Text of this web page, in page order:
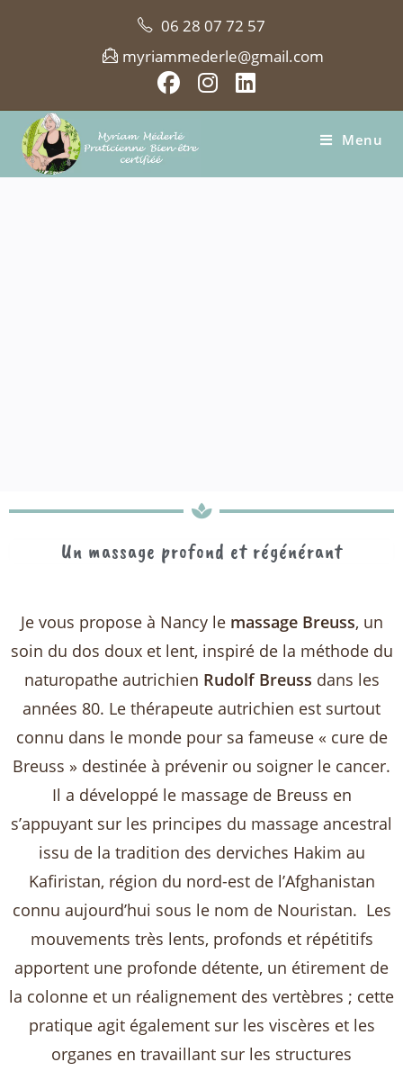
06 28 07 72 57
myriammederle@gmail.com
Menu
Un massage profond et régénérant
Je vous propose à Nancy le massage Breuss, un
soin du dos doux et lent, inspiré de la méthode du
naturopathe autrichien Rudolf Breuss dans les
années 80. Le thérapeute autrichien est surtout
connu dans le monde pour sa fameuse « cure de
Breuss » destinée à prévenir ou soigner le cancer.
Il a développé le massage de Breuss en
s’appuyant sur les principes du massage ancestral
issu de la tradition des derviches Hakim au
Kafiristan, région du nord-est de l’Afghanistan
connu aujourd’hui sous le nom de Nouristan. Les
mouvements très lents, profonds et répétitifs
apportent une profonde détente, un étirement de
la colonne et un réalignement des vertèbres ; cette
pratique agit également sur les viscères et les
organes en travaillant sur les structures